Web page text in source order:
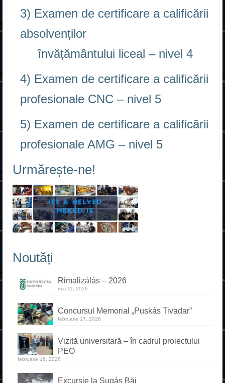
Galerie
ADMITERE
Frecvență redusă
Școală profesională
Dual
Special
Școala de șoferi
3) Examen de certificare a calificării
absolvenților
învățământului liceal – nivel 4
4) Examen de certificare a calificării
profesionale CNC – nivel 5
5) Examen de certificare a calificării
profesionale AMG – nivel 5
Urmărește-ne!
Noutăți
Rimalizálás – 2026
mai 11, 2026
Concursul Memorial „Puskás Tivadar”
februarie 17, 2026
Vizită universitară – în cadrul proiectului
PEO
februarie 16, 2026
Excursie la Sugás Băi